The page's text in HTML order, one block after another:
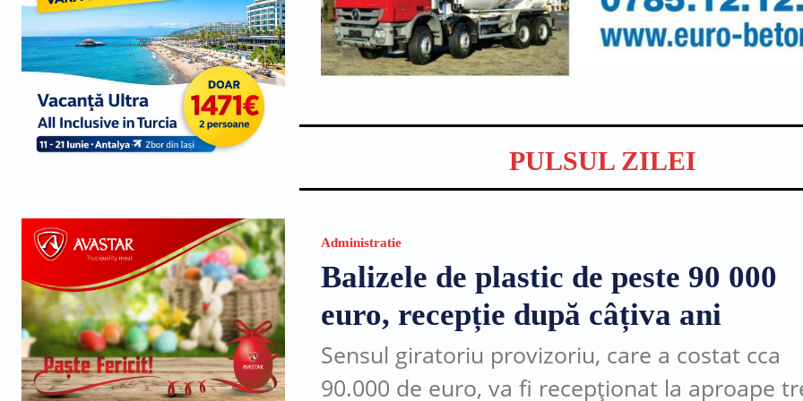
PULSUL ZILEI
Administratie
Balizele de plastic de peste 90 000
euro, recepție după câțiva ani
Sensul giratoriu provizoriu, care a costat cca
90.000 de euro, va fi recepționat la aproape